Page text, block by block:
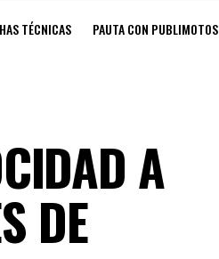
TÉCNICAS PAUTA CON PUBLIMOTOS
A
DE